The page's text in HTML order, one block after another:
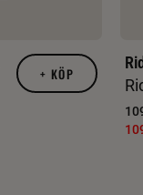
+ KÖP